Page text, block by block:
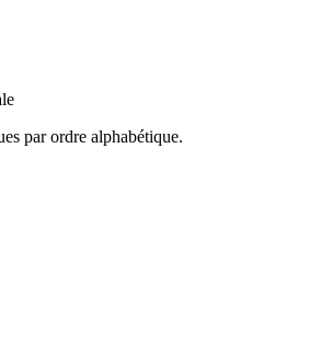
par ordre alphabétique.